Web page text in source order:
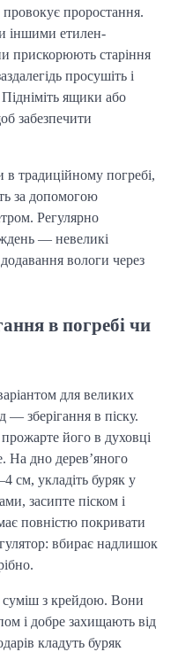
проростання.
іншими етилен-
прискорюють старіння
просушіть і
Підніміть ящики або
забезпечити
в традиційному погребі,
за допомогою
Регулярно
— невеликі
вологи через
в погребі чи
для великих
зберігання в піску.
його в духовці
На дно дерев’яного
см, укладіть буряк у
засипте піском і
повністю покривати
вбирає надлишок
з крейдою. Вони
і добре захищають від
кладуть буряк